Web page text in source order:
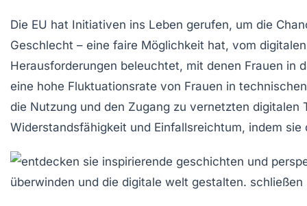
Die EU hat Initiativen ins Leben gerufen, um die
Geschlecht – eine faire Möglichkeit hat, vom
Herausforderungen beleuchtet, mit denen Frauen in
eine hohe Fluktuationsrate von Frauen in
die Nutzung und den Zugang zu vernetzten
Widerstandsfähigkeit und Einfallsreichtum, indem